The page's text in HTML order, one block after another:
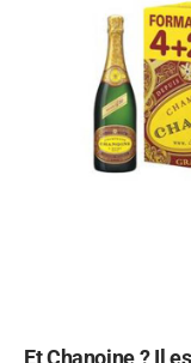
Et Chanoine ? Il